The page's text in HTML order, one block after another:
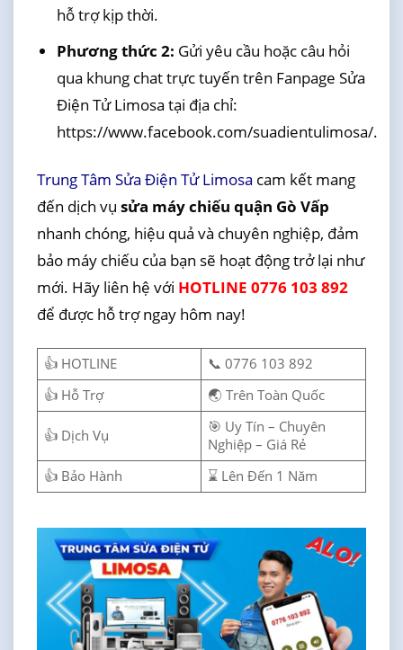
hỗ trợ kịp thời.
Phương thức 2: Gửi yêu cầu hoặc câu hỏi
qua khung chat trực tuyến trên Fanpage Sửa
Điện Tử Limosa tại địa chỉ:
https://www.facebook.com/suadientulimosa/.
Trung Tâm Sửa Điện Tử Limosa cam kết mang
đến dịch vụ sửa máy chiếu quận Gò Vấp
nhanh chóng, hiệu quả và chuyên nghiệp, đảm
bảo máy chiếu của bạn sẽ hoạt động trở lại như
mới. Hãy liên hệ với HOTLINE 0776 103 892
để được hỗ trợ ngay hôm nay!
👍 HOTLINE
📞 0776 103 892
👍 Hỗ Trợ
🌏 Trên Toàn Quốc
👍 Dịch Vụ
🎯 Uy Tín – Chuyên
Nghiệp – Giá Rẻ
👍 Bảo Hành
⌛ Lên Đến 1 Năm